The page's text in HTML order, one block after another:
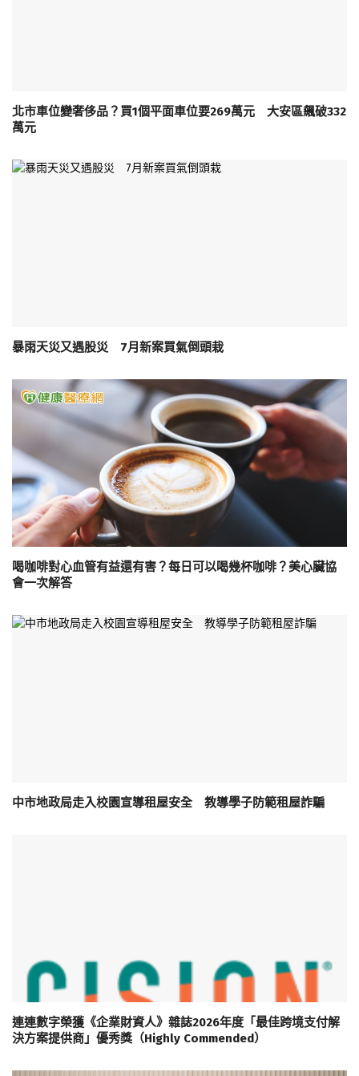
北市車位變奢侈品？買1個平面車位要269萬元 大安區飆破332
萬元
暴雨天災又遇股災 7月新案買氣倒頭栽
喝咖啡對心血管有益還有害？每日可以喝幾杯咖啡？美心臟協
會一次解答
中市地政局走入校園宣導租屋安全 教導學子防範租屋詐騙
連連數字榮獲《企業財資人》雜誌2026年度「最佳跨境支付解
決方案提供商」優秀獎（Highly Commended）